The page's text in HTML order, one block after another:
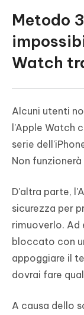
Metodo
Watch
Alcuni utenti
l'Apple Watch
serie
Non
D'altra parte,
sicurezza per
rimuoverlo. Ad
bloccato con
appoggiare il
dovrai fare
A causa dello